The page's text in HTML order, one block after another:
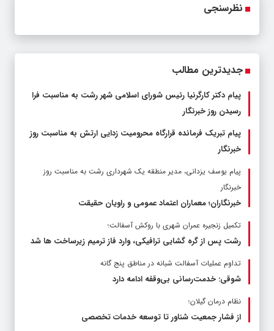
نظرسنجی
جدیدترین مطالب
پیام دکتر کارگرنیا رئیس شورای اسلامی شهر رشت به مناسبت فرا
رسیدن روز خبرنگار
پیام تبریک فرمانده قرارگاه محرومیت‌ زدایی ارتش به مناسبت روز
خبرنگار
پیام یوسف یزدانی، مدیر منطقه یک شهرداری رشت به مناسبت روز
خبرنگار
خبرنگاران؛ معماران اعتماد عمومی و راویان حقیقت
تکمیل زنجیره عمران شهری با روکش آسفالت؛
رشت پس از گره گشایی ترافیکی، وارد فاز ترمیم زیرساخت ها شد
تداوم عملیات آسفالت‌ شبانه در مناطق پنج گانه
شوقی: خدمت‌رسانی بی‌وقفه ادامه دارد
نظام درمان گیلان؛
از فشار جمعیت شناور تا توسعه خدمات تخصصی